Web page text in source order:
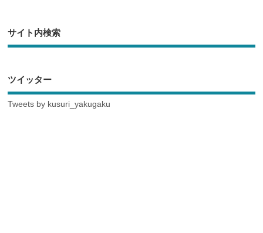
サイト内検索
ツイッター
Tweets by kusuri_yakugaku